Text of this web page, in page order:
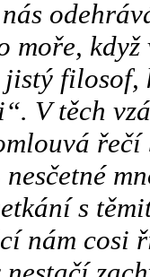
moře,
filosof,
V těch
řečí
nesčetné
s
nám cosi